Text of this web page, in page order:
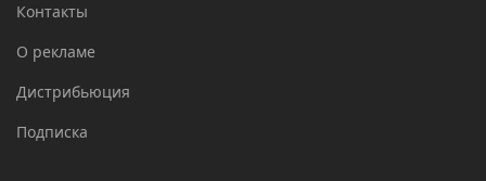
Контакты
О рекламе
Дистрибьюция
Подписка